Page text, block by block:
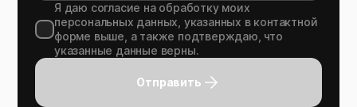
Я даю согласие на обработку моих
персональных данных, указанных в контактной
форме выше, а также подтверждаю, что
указанные данные верны.
Отправить